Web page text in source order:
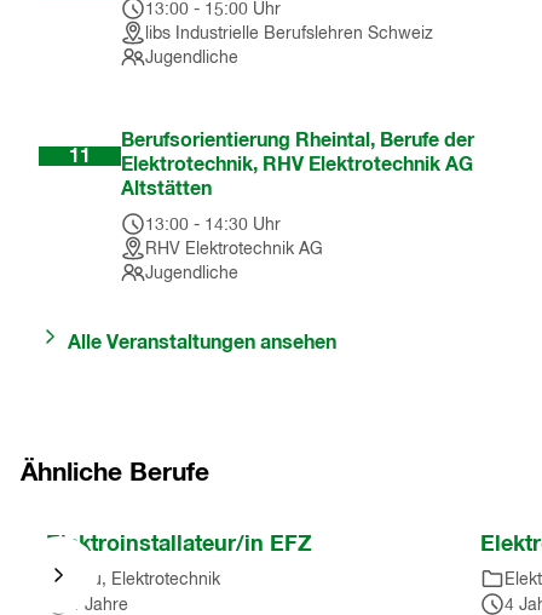
13:00 - 15:00 Uhr
libs Industrielle Berufslehren Schweiz
Jugendliche
11
Berufsorientierung Rheintal, Berufe der
Elektrotechnik, RHV Elektrotechnik AG
Altstätten
13:00 - 14:30 Uhr
RHV Elektrotechnik AG
Jugendliche
Alle Veranstaltungen ansehen
Ähnliche Berufe
Karussell
springen
Elektroinstallateur/in EFZ
Bau, Elektrotechnik
4 Jahre
4